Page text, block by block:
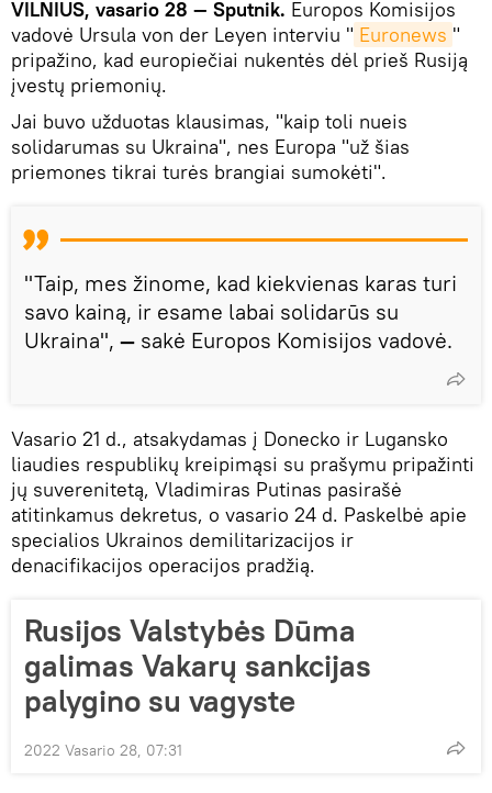
VILNIUS, vasario 28 — Sputnik. Europos Komisijos
vadovė Ursula von der Leyen interviu " Euronews "
pripažino, kad europiečiai nukentės dėl prieš Rusiją
įvestų priemonių.
Jai buvo užduotas klausimas, "kaip toli nueis
solidarumas su Ukraina", nes Europa "už šias
priemones tikrai turės brangiai sumokėti".
"Taip, mes žinome, kad kiekvienas karas turi
savo kainą, ir esame labai solidarūs su
Ukraina", — sakė Europos Komisijos vadovė.
Vasario 21 d., atsakydamas į Donecko ir Lugansko
liaudies respublikų kreipimąsi su prašymu pripažinti
jų suverenitetą, Vladimiras Putinas pasirašė
atitinkamus dekretus, o vasario 24 d. Paskelbė apie
specialios Ukrainos demilitarizacijos ir
denacifikacijos operacijos pradžią.
Rusijos Valstybės Dūma
galimas Vakarų sankcijas
palygino su vagyste
2022 Vasario 28, 07:31